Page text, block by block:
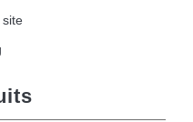
site